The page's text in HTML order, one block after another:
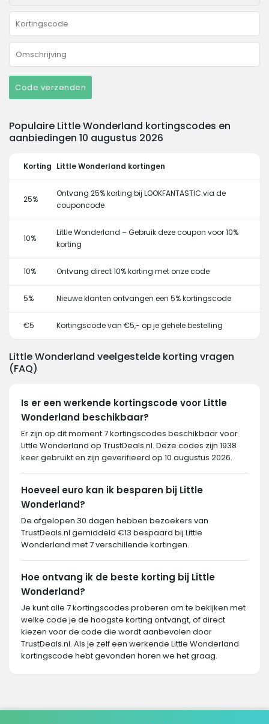
Code verzenden
Populaire Little Wonderland kortingscodes en
aanbiedingen 10 augustus 2026
Korting Little Wonderland kortingen
25%
Ontvang 25% korting bij LOOKFANTASTIC via de
couponcode
10%
Little Wonderland – Gebruik deze coupon voor 10%
korting
10% Ontvang direct 10% korting met onze code
5% Nieuwe klanten ontvangen een 5% kortingscode
€5 Kortingscode van €5,- op je gehele bestelling
Little Wonderland veelgestelde korting vragen
(FAQ)
Is er een werkende kortingscode voor Little
Wonderland beschikbaar?
Er zijn op dit moment 7 kortingscodes beschikbaar voor
Little Wonderland op TrustDeals.nl. Deze codes zijn 1938
keer gebruikt en zijn geverifieerd op 10 augustus 2026.
Hoeveel euro kan ik besparen bij Little
Wonderland?
De afgelopen 30 dagen hebben bezoekers van
TrustDeals.nl gemiddeld €13 bespaard bij Little
Wonderland met 7 verschillende kortingen.
Hoe ontvang ik de beste korting bij Little
Wonderland?
Je kunt alle 7 kortingscodes proberen om te bekijken met
welke code je de hoogste korting ontvangt, of direct
kiezen voor de code die wordt aanbevolen door
TrustDeals.nl. Als je zelf een werkende Little Wonderland
kortingscode hebt gevonden horen we het graag.